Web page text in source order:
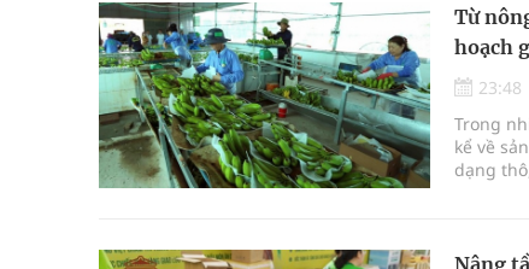
Từ
hoạch
23:48
Trong
kể về
dạng